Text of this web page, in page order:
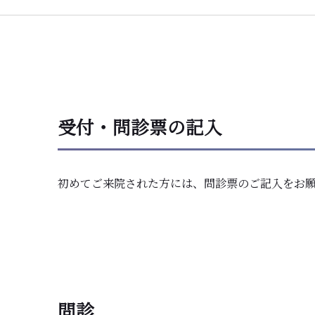
受付・問診票の記入
初めてご来院された方には、問診票のご記入をお願